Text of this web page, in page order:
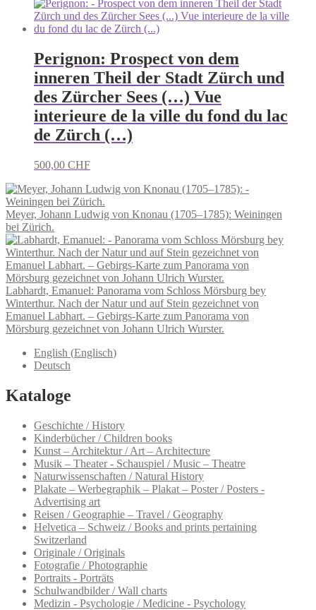
Perignon: Prospect von dem
inneren Theil der Stadt Zürch und
des Zürcher Sees (…) Vue
interieure de la ville du fond du lac
de Zürch (…)
500,00 CHF
Meyer, Johann Ludwig von Knonau (1705–1785): Weiningen
bei Zürich.
Labhardt, Emanuel: Panorama vom Schloss Mörsburg bey
Winterthur. Nach der Natur und auf Stein gezeichnet von
Emanuel Labhart. – Gebirgs-Karte zum Panorama von
Mörsburg gezeichnet von Johann Ulrich Wurster.
English (Englisch)
Deutsch
Kataloge
Geschichte / History
Kinderbücher / Children books
Kunst – Architektur / Art – Architecture
Musik – Theater - Schauspiel / Music – Theatre
Naturwissenschaften / Natural History
Plakate – Werbegraphik – Plakat – Poster / Posters -
Advertising art
Reisen / Geographie – Travel / Geography
Helvetica – Schweiz / Books and prints pertaining
Switzerland
Originale / Originals
Fotografie / Photographie
Portraits - Porträts
Schulwandbilder / Wall charts
Medizin - Psychologie / Medicine - Psychology